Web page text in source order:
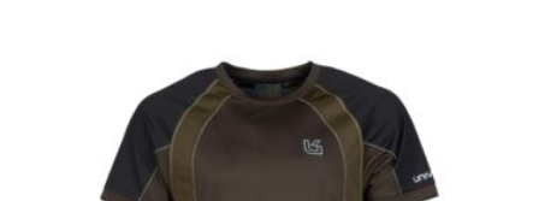
€ 65,00.€ 49,00.